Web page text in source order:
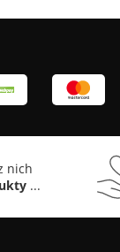
nich
...